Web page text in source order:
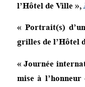
l’Hôtel de Ville »,
« Portrait(s)
grilles de l’Hôtel
« Journée
mise à